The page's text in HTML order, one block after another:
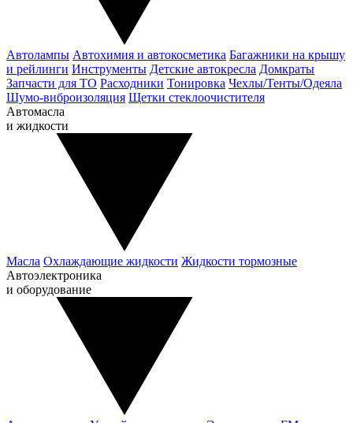
Автолампы Автохимия и автокосметика Багажники на крышу
и рейлинги Инструменты Детские автокресла Домкраты
Запчасти для ТО Расходники Тонировка Чехлы/Тенты/Одеяла
Шумо-виброизоляция Щетки стеклоочистителя
Автомасла
и жидкости
Масла Охлаждающие жидкости Жидкости тормозные
Автоэлектроника
и оборудование